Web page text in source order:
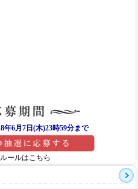
年6月7日(木)23時59分まで
ールはこちら